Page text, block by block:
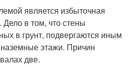
является избыточная
в том, что стены
в грунт, подвергаются иным
этажи. Причин
две.